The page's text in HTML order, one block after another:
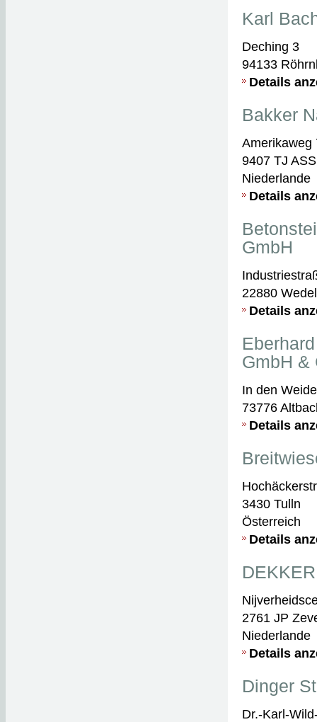
Karl
Deching 3
94133
Details
Bakker
Amerikaweg
9407 TJ
Niederlande
Details
GmbH
22880 Wedel
Details
GmbH &
In den
73776
Details
3430 Tulln
Österreich
Details
2761 JP
Niederlande
Details
Dinger
Dr.-Karl-